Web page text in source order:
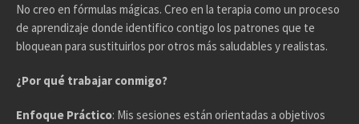
No creo en fórmulas mágicas. Creo en la terapia como un proceso
de aprendizaje donde identifico contigo los patrones que te
bloquean para sustituirlos por otros más saludables y realistas.
¿Por qué trabajar conmigo?
Enfoque Práctico: Mis sesiones están orientadas a objetivos